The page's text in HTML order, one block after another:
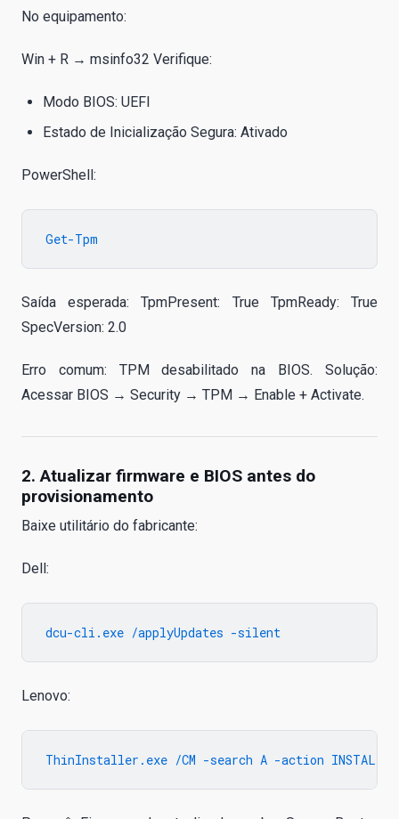
No equipamento:
Win + R → msinfo32 Verifique:
Modo BIOS: UEFI
Estado de Inicialização Segura: Ativado
PowerShell:
Saída esperada: TpmPresent: True TpmReady: True
SpecVersion: 2.0
Erro comum: TPM desabilitado na BIOS. Solução:
Acessar BIOS → Security → TPM → Enable + Activate.
2. Atualizar firmware e BIOS antes do
provisionamento
Baixe utilitário do fabricante:
Dell:
Lenovo: